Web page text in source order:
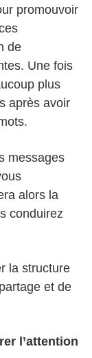
promouvoir
de
Une fois
plus
après avoir
messages
alors la
conduirez
la structure
et de
l’attention